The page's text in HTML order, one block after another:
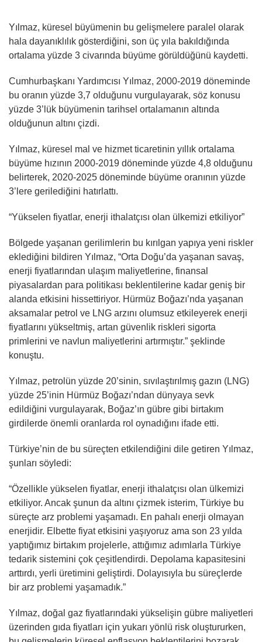
Yılmaz, küresel büyümenin bu gelişmelere paralel olarak
hala dayanıklılık gösterdiğini, son üç yıla bakıldığında
ortalama yüzde 3 civarında büyüme görüldüğünü kaydetti.
Cumhurbaşkanı Yardımcısı Yılmaz, 2000-2019 döneminde
bu oranın yüzde 3,7 olduğunu vurgulayarak, söz konusu
yüzde 3’lük büyümenin tarihsel ortalamanın altında
olduğunun altını çizdi.
Yılmaz, küresel mal ve hizmet ticaretinin yıllık ortalama
büyüme hızının 2000-2019 döneminde yüzde 4,8 olduğunu
belirterek, 2020-2025 döneminde büyüme oranının yüzde
3’lere gerilediğini hatırlattı.
“Yükselen fiyatlar, enerji ithalatçısı olan ülkemizi etkiliyor”
Bölgede yaşanan gerilimlerin bu kırılgan yapıya yeni riskler
eklediğini bildiren Yılmaz, “Orta Doğu’da yaşanan savaş,
enerji fiyatlarından ulaşım maliyetlerine, finansal
piyasalardan para politikası beklentilerine kadar geniş bir
alanda etkisini hissettiriyor. Hürmüz Boğazı’nda yaşanan
aksamalar petrol ve LNG arzını olumsuz etkileyerek enerji
fiyatlarını yükseltmiş, artan güvenlik riskleri sigorta
primlerini ve navlun maliyetlerini artırmıştır.” şeklinde
konuştu.
Yılmaz, petrolün yüzde 20’sinin, sıvılaştırılmış gazın (LNG)
yüzde 25’inin Hürmüz Boğazı’ndan dünyaya sevk
edildiğini vurgulayarak, Boğaz’ın gübre gibi birtakım
girdilerde önemli oranlarda rol oynadığını ifade etti.
Türkiye’nin de bu süreçten etkilendiğini dile getiren Yılmaz,
şunları söyledi:
“Özellikle yükselen fiyatlar, enerji ithalatçısı olan ülkemizi
etkiliyor. Ancak şunun da altını çizmek isterim, Türkiye bu
süreçte arz problemi yaşamadı. En pahalı enerji olmayan
enerjidir. Elbette fiyat etkisini yaşıyoruz ama son 23 yılda
yaptığımız birtakım projelerle, attığımız adımlarla Türkiye
tedarik sistemini çok çeşitlendirdi. Depolama kapasitesini
arttırdı, yerli üretimini geliştirdi. Dolayısıyla bu süreçlerde
bir arz problemi yaşamadık.”
Yılmaz, doğal gaz fiyatlarındaki yükselişin gübre maliyetleri
üzerinden gıda fiyatları için yukarı yönlü risk oluştururken,